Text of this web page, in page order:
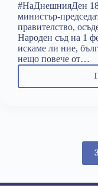
#НаДнешнияДен
министър-
правителство,
Народен съд на 1
искаме ли ние,
нещо повече от…